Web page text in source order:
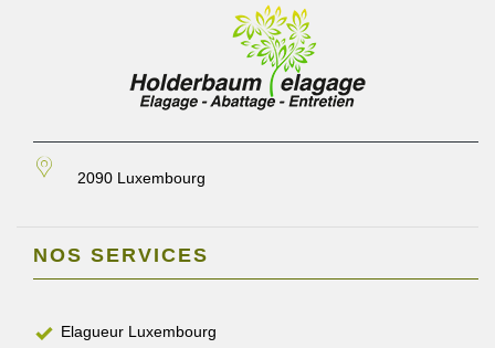
2090 Luxembourg
NOS SERVICES
Elagueur Luxembourg